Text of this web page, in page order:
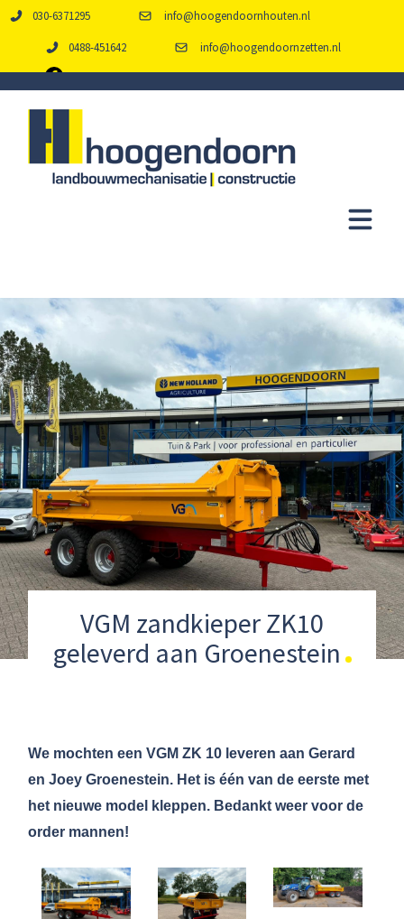
030-6371295 info@hoogendoornhouten.nl
0488-451642 info@hoogendoornzetten.nl
VGM zandkieper ZK10
geleverd aan Groenestein
We mochten een VGM ZK 10 leveren aan Gerard
en Joey Groenestein. Het is één van de eerste met
het nieuwe model kleppen. Bedankt weer voor de
order mannen!